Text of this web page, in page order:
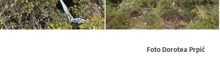
Foto Dorotea Prpić